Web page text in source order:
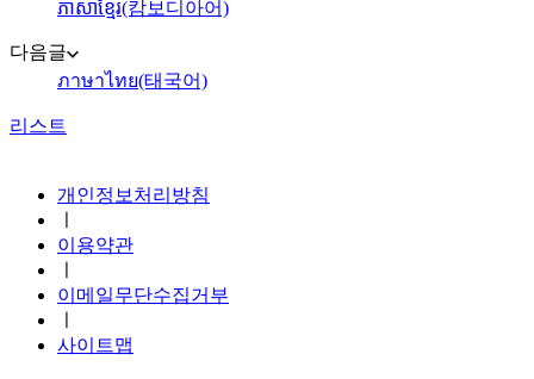
ភាសាខ្មែរ(캄보디아어)
다음글
ภาษาไทย(태국어)
리스트
개인정보처리방침
이용약관
이메일무단수집거부
사이트맵